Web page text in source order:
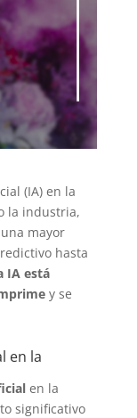
(IA) en la
la industria,
mayor
hasta
IA está
y se
en la
en la
significativo